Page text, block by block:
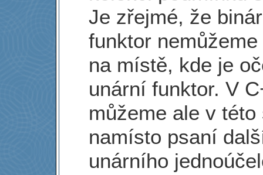
Je zřejmé, že
funktor
na místě, kde je
unární funktor. V
můžeme ale v této
namísto psaní
unárního